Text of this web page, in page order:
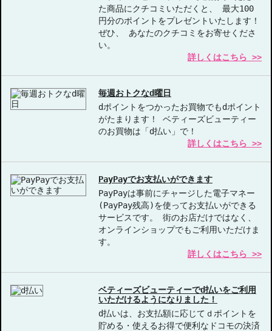
た商品にクチコミいただくと、 最大100
円分のポイントをプレゼントいたします！
ぜひ、 あなたのクチコミをお寄せくださ
い。
詳しくはこちら >>
毎週おトクなd曜日
dポイントをつかったお買物でもdポイント
がたまります！ ベティーズビューティー
のお買物は「d払い」で！
詳しくはこちら >>
PayPayでお支払いができます
PayPayは事前にチャージした電子マネー
(PayPay残高)を使ってお支払いができる
サービスです。 街のお店だけではなく、
オンラインショップでもご利用いただけま
す。
詳しくはこちら >>
ベティーズビューティーでd払いをご利用
いただけるようになりました！
d払いは、お支払額に応じてｄポイントを
貯める・使えるお得で便利なドコモの決済